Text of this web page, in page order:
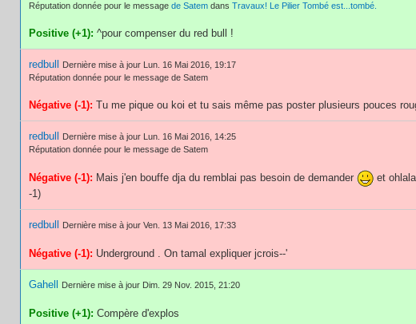
Réputation donnée pour le message de Satem dans Travaux! Le Pilier Tombé est...tombé.
Positive (+1): ^pour compenser du red bull !
redbull
Dernière mise à jour Lun. 16 Mai 2016, 19:17
Réputation donnée pour le message de Satem
Négative (-1): Tu me pique ou koi et tu sais même pas poster plusieurs pouces
redbull
Dernière mise à jour Lun. 16 Mai 2016, 14:25
Réputation donnée pour le message de Satem
Négative (-1): Mais j'en bouffe dja du remblai pas besoin de demander et
-1)
redbull Dernière mise à jour Ven. 13 Mai 2016, 17:33
Négative (-1): Underground . On tamal expliquer jcrois--'
Gahell Dernière mise à jour Dim. 29 Nov. 2015, 21:20
Positive (+1): Compère d'explos